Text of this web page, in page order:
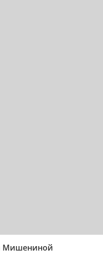
Мишениной